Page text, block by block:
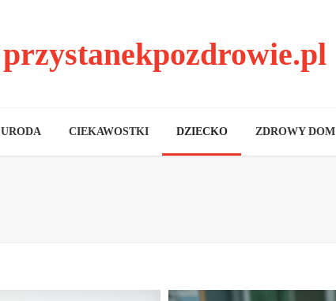
przystanekpozdrowie.pl
URODA CIEKAWOSTKI DZIECKO ZDROWY DOM